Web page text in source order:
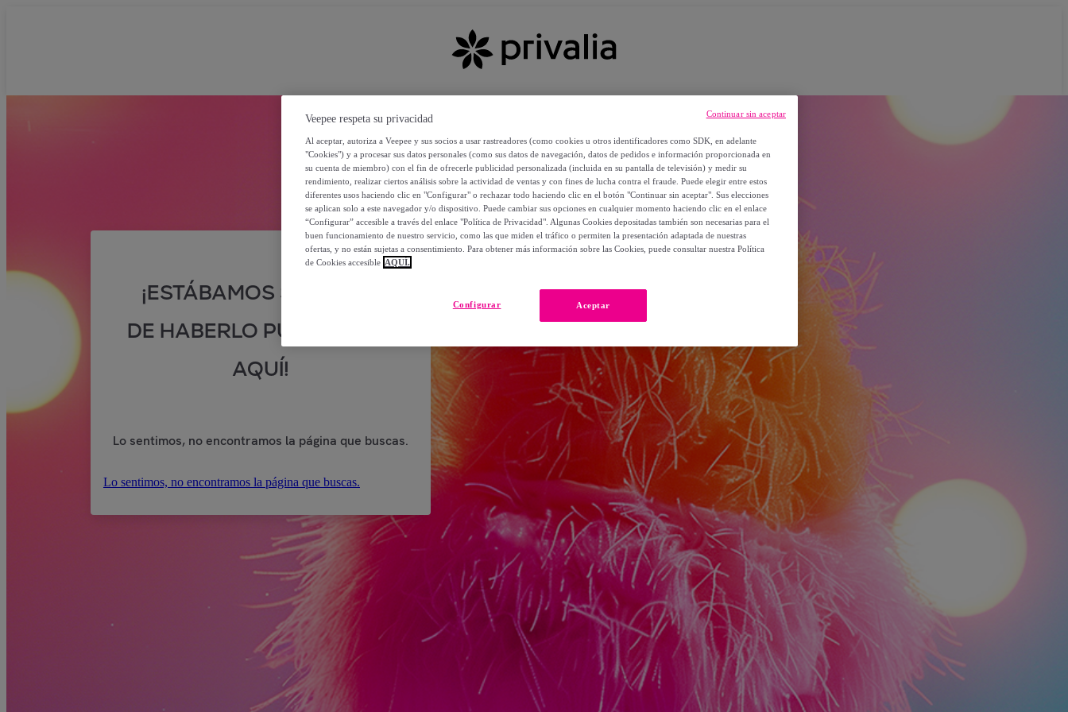
¡ESTÁBAMOS SEGUROS
DE HABERLO PUESTO POR
AQUÍ!
Lo sentimos, no encontramos la página que buscas.
Lo sentimos, no encontramos la página que buscas.
Veepee respeta su privacidad
Al aceptar, autoriza a Veepee y sus socios a usar rastreadores (como cookies u otros identificadores como SDK, en adelante
"Cookies") y a procesar sus datos personales (como sus datos de navegación, datos de pedidos e información proporcionada en
su cuenta de miembro) con el fin de ofrecerle publicidad personalizada (incluida en su pantalla de televisión) y medir su
rendimiento, realizar ciertos análisis sobre la actividad de ventas y con fines de lucha contra el fraude. Puede elegir entre estos
diferentes usos haciendo clic en "Configurar" o rechazar todo haciendo clic en el botón "Continuar sin aceptar". Sus elecciones
se aplican solo a este navegador y/o dispositivo. Puede cambiar sus opciones en cualquier momento haciendo clic en el enlace
“Configurar” accesible a través del enlace "Política de Privacidad". Algunas Cookies depositadas también son necesarias para el
buen funcionamiento de nuestro servicio, como las que miden el tráfico o permiten la presentación adaptada de nuestras
ofertas, y no están sujetas a consentimiento. Para obtener más información sobre las Cookies, puede consultar nuestra Política
de Cookies accesible AQUÍ.
Aceptar
Configurar
Continuar sin aceptar